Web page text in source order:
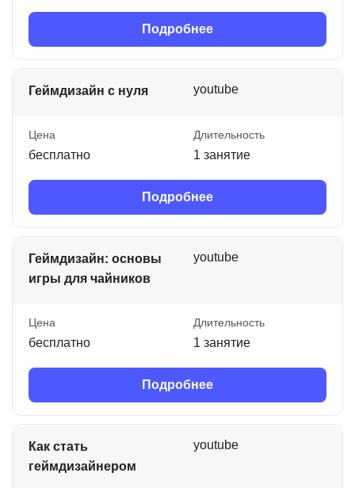
Подробнее
Геймдизайн с нуля youtube
Цена
бесплатно
Длительность
1 занятие
Подробнее
Геймдизайн: основы
игры для чайников
youtube
Цена
бесплатно
Длительность
1 занятие
Подробнее
Как стать
геймдизайнером
youtube